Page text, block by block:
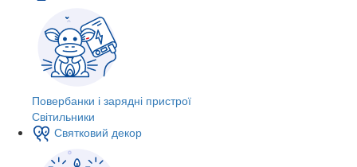
Повербанки і зарядні пристрої
Світильники
Святковий декор